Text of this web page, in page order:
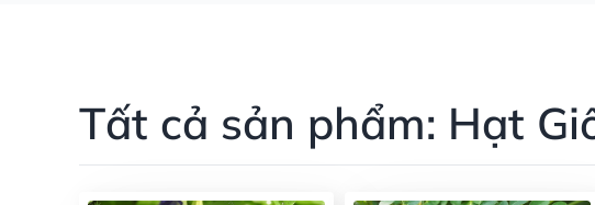
Tất cả sản phẩm: Hạt